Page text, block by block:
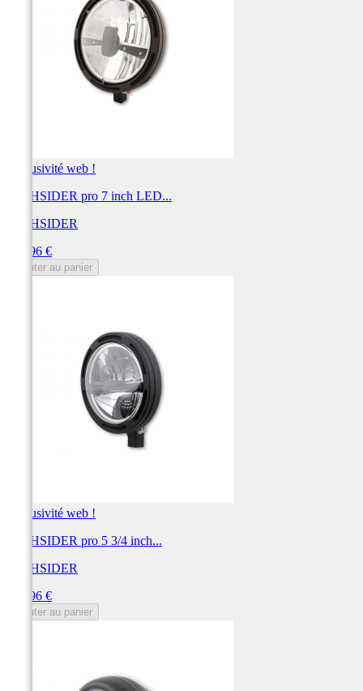
Exclusivité web !
HIGHSIDER pro 7 inch LED...
HIGHSIDER
299,96 €
Ajouter au panier
Exclusivité web !
HIGHSIDER pro 5 3/4 inch...
HIGHSIDER
299,96 €
Ajouter au panier